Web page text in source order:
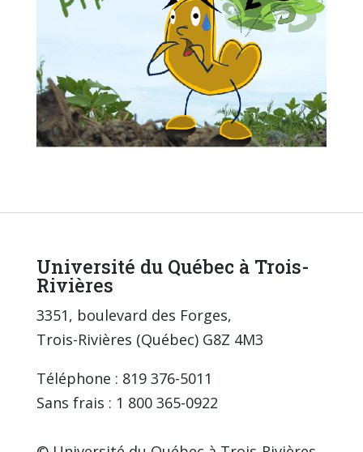
Université du Québec à Trois-
Rivières
3351, boulevard des Forges,
Trois-Rivières (Québec) G8Z 4M3
Téléphone : 819 376-5011
Sans frais : 1 800 365-0922